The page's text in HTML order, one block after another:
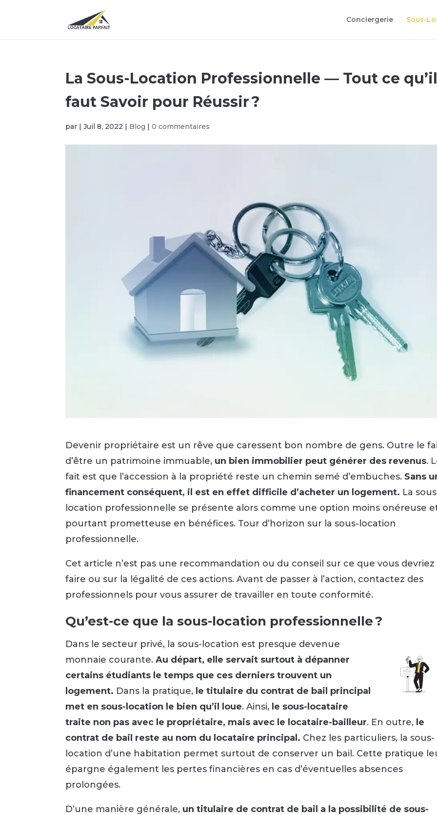
Conciergerie Sous-
La Sous-Location Professionnelle — Tout ce qu’il
faut Savoir pour Réussir ?
par |Juil 8, 2022 | Blog |0 commentaires
Devenir propriétaire est un rêve que caressent bon nombre de gens. Outre le
d’être un patrimoine immuable, un bien immobilier peut générer des revenus.
fait est que l’accession à la propriété reste un chemin semé d’embuches. Sans
financement conséquent, il est en effet difficile d’acheter un logement. La
location professionnelle se présente alors comme une option moins onéreuse
pourtant prometteuse en bénéfices. Tour d’horizon sur la sous-location
professionnelle.
Cet article n’est pas une recommandation ou du conseil sur ce que vous devriez
faire ou sur la légalité de ces actions. Avant de passer à l’action, contactez des
professionnels pour vous assurer de travailler en toute conformité.
Qu’est-ce que la sous-location professionnelle ?
Dans le secteur privé, la sous-location est presque devenue
monnaie courante.Au départ, elle servait surtout à dépanner
certains étudiants le temps que ces derniers trouvent un
logement. Dans la pratique, le titulaire du contrat de bail principal
met en sous-location le bien qu’il loue. Ainsi, le sous-locataire
traite non pas avec le propriétaire, mais avec le locataire-bailleur. En outre, le
contrat de bail reste au nom du locataire principal. Chez les particuliers, la sous-
location d’une habitation permet surtout de conserver un bail. Cette pratique
épargne également les pertes financières en cas d’éventuelles absences
prolongées.
D’une manière générale, un titulaire de contrat de bail a la possibilité de sous-